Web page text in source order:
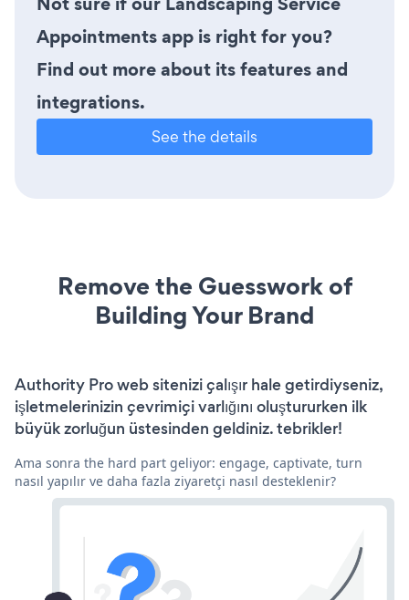
Appointments app is right for you?
Find out more about its features and
integrations.
See the details
Remove the Guesswork of
Building Your Brand
Authority Pro web sitenizi çalışır hale getirdiyseniz,
işletmelerinizin çevrimiçi varlığını oluştururken ilk
büyük zorluğun üstesinden geldiniz. tebrikler!
Ama sonra the hard part geliyor: engage, captivate, turn
nasıl yapılır ve daha fazla ziyaretçi nasıl desteklenir?